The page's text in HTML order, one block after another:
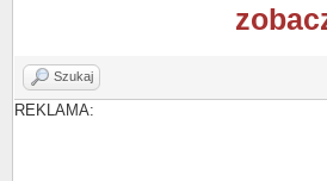
Szukaj
REKLAMA: